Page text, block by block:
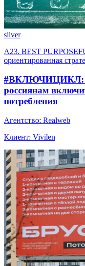
silver
A23. BEST
ориентированная
#ВКЛЮЧИЦИКЛ:
россиянам
потребления
Агентство: Realweb
Клиент: Vivilen